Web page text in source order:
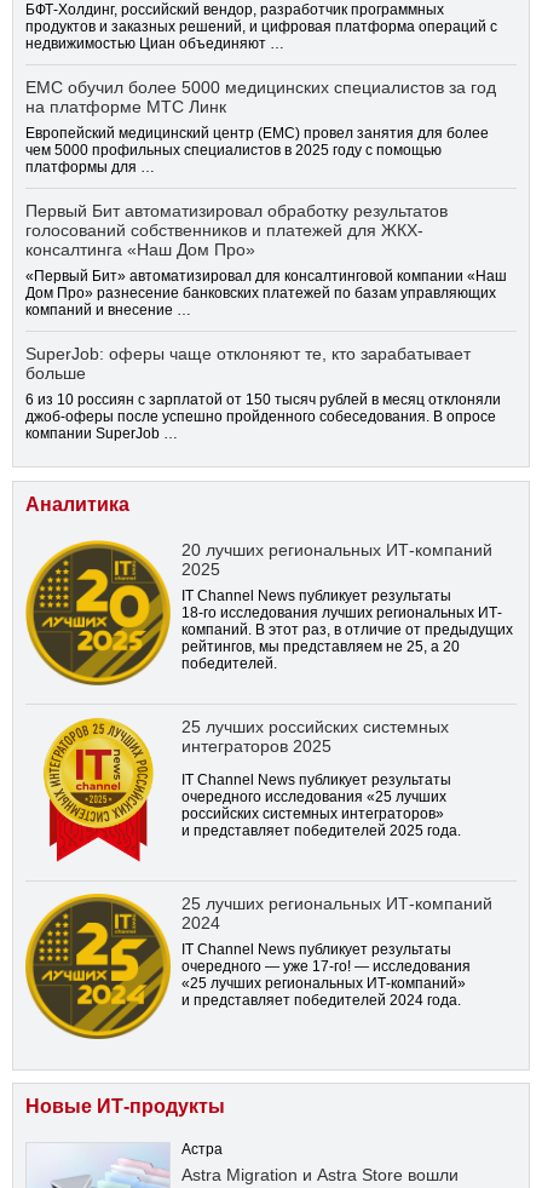
БФТ-Холдинг, российский вендор, разработчик программных
продуктов и заказных решений, и цифровая платформа операций с
недвижимостью Циан объединяют …
EMC обучил более 5000 медицинских специалистов за год
на платформе МТС Линк
Европейский медицинский центр (EMC) провел занятия для более
чем 5000 профильных специалистов в 2025 году с помощью
платформы для …
Первый Бит автоматизировал обработку результатов
голосований собственников и платежей для ЖКХ-
консалтинга «Наш Дом Про»
«Первый Бит» автоматизировал для консалтинговой компании «Наш
Дом Про» разнесение банковских платежей по базам управляющих
компаний и внесение …
SuperJob: оферы чаще отклоняют те, кто зарабатывает
больше
6 из 10 россиян с зарплатой от 150 тысяч рублей в месяц отклоняли
джоб-оферы после успешно пройденного собеседования. В опросе
компании SuperJob …
Аналитика
20 лучших региональных ИТ-компаний
2025
IT Channel News публикует результаты
18-го исследования лучших региональных ИТ-
компаний. В этот раз, в отличие от предыдущих
рейтингов, мы представляем не 25, а 20
победителей.
25 лучших российских системных
интеграторов 2025
IT Channel News публикует результаты
очередного исследования «25 лучших
российских системных интеграторов»
и представляет победителей 2025 года.
25 лучших региональных ИТ-компаний
2024
IT Channel News публикует результаты
очередного — уже 17-го! — исследования
«25 лучших региональных ИТ-компаний»
и представляет победителей 2024 года.
Новые ИТ-продукты
Астра
Astra Migration и Astra Store вошли